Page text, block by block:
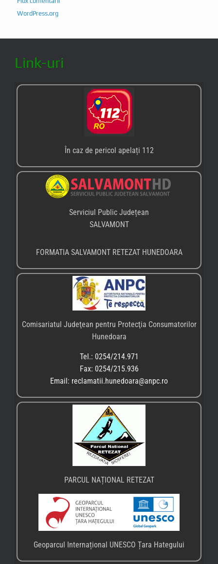
WordPress.org
Link-uri
În caz de pericol apelați 112
Serviciul Public Județean
SALVAMONT
FORMATIA SALVAMONT RETEZAT HUNEDOARA
Comisariatul Judeţean pentru Protecţia Consumatorilor
Hunedoara
Tel.: 0254/214.971
Fax: 0254/215.936
Email: reclamatii.hunedoara@anpc.ro
PARCUL NAȚIONAL RETEZAT
Geoparcul Internațional UNESCO Țara Hategului